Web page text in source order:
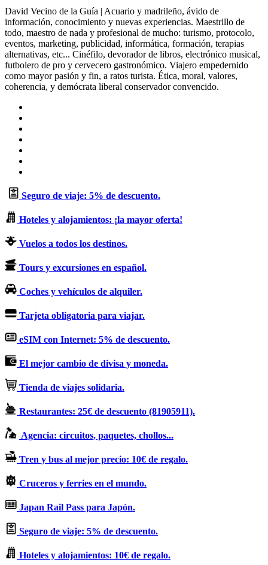
David Vecino de la Guía | Acuario y madrileño, ávido de
información, conocimiento y nuevas experiencias. Maestrillo de
todo, maestro de nada y profesional de mucho: turismo, protocolo,
eventos, marketing, publicidad, informática, formación, terapias
alternativas, etc... Cinéfilo, devorador de libros, electrónico musical,
futbolero de pro y cervecero gastronómico. Viajero empedernido
como mayor pasión y fin, a ratos turista. Ética, moral, valores,
coherencia, y demócrata liberal conservador convencido.
Seguro de viaje: 5% de descuento.
Hoteles y alojamientos: ¡la mayor oferta!
Vuelos a todos los destinos.
Tours y excursiones en español.
Coches y vehículos de alquiler.
Tarjeta obligatoria para viajar.
eSIM con Internet: 5% de descuento.
El mejor cambio de divisa y moneda.
Tienda de viajes solidaria.
Restaurantes: 25€ de descuento (81905911).
Agencia: circuitos, paquetes, chollos...
Tren y bus al mejor precio: 10€ de regalo.
Cruceros y ferries en el mundo.
Japan Rail Pass para Japón.
Seguro de viaje: 5% de descuento.
Hoteles y alojamientos: 10€ de regalo.